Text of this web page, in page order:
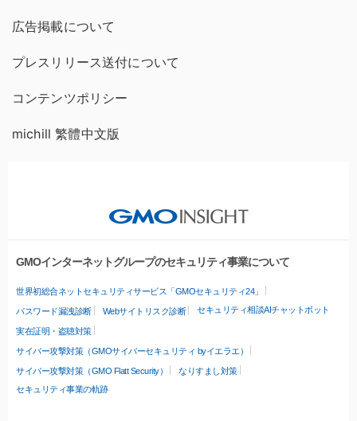
広告掲載について
プレスリリース送付について
コンテンツポリシー
michill 繁體中文版
GMOインターネットグループのセキュリティ事業について
世界初総合ネットセキュリティサービス「GMOセキュリティ24」
パスワード漏洩診断 Webサイトリスク診断 セキュリティ相談AIチャットボット
実在証明・盗聴対策
サイバー攻撃対策（GMOサイバーセキュリティ byイエラエ）
サイバー攻撃対策（GMO Flatt Security）
なりすまし対策
セキュリティ事業の軌跡